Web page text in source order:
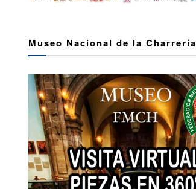
Museo Nacional de la Charrería